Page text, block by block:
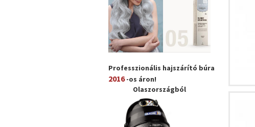
Professzionális hajszárító búra
2016-os áron!
Olaszországból